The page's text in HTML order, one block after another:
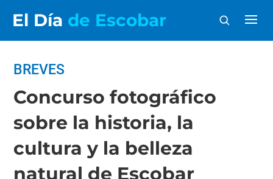
El Día de Escobar
BREVES
Concurso fotográfico
sobre la historia, la
cultura y la belleza
natural de Escobar